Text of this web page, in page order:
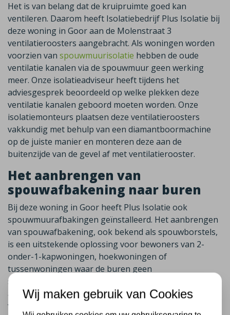
Het is van belang dat de kruipruimte goed kan
ventileren. Daarom heeft Isolatiebedrijf Plus Isolatie bij
deze woning in Goor aan de Molenstraat 3
ventilatieroosters aangebracht. Als woningen worden
voorzien van spouwmuurisolatie hebben de oude
ventilatie kanalen via de spouwmuur geen werking
meer. Onze isolatieadviseur heeft tijdens het
adviesgesprek beoordeeld op welke plekken deze
ventilatie kanalen geboord moeten worden. Onze
isolatiemonteurs plaatsen deze ventilatieroosters
vakkundig met behulp van een diamantboormachine
op de juiste manier en monteren deze aan de
buitenzijde van de gevel af met ventilatierooster.
Het aanbrengen van
spouwafbakening naar buren
Bij deze woning in Goor heeft Plus Isolatie ook
spouwmuurafbakingen geïnstalleerd. Het aanbrengen
van spouwafbakening, ook bekend als spouwborstels,
is een uitstekende oplossing voor bewoners van 2-
onder-1-kapwoningen, hoekwoningen of
tussenwoningen waar de buren geen
spouwmuurisolatie willen laten uitvoeren. De bewoners
aan Molenstraat in Goor kozen ervoor hun woning te
verduurzamen en lieten spouwmuurafbakingen
Wij maken gebruik van Cookies